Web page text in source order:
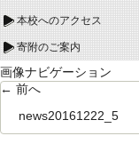
本校へのアクセス
寄附のご案内
画像ナビゲーション
← 前へ
news20161222_5